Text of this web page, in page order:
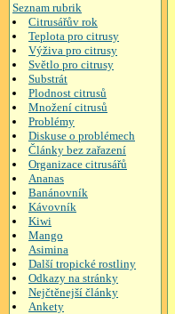
Seznam rubrik
Citrusářův rok
Teplota pro citrusy
Výživa pro citrusy
Světlo pro citrusy
Substrát
Plodnost citrusů
Množení citrusů
Problémy
Diskuse o problémech
Články bez zařazení
Organizace citrusářů
Ananas
Banánovník
Kávovník
Kiwi
Mango
Asimina
Další tropické rostliny
Odkazy na stránky
Nejčtěnejší články
Ankety